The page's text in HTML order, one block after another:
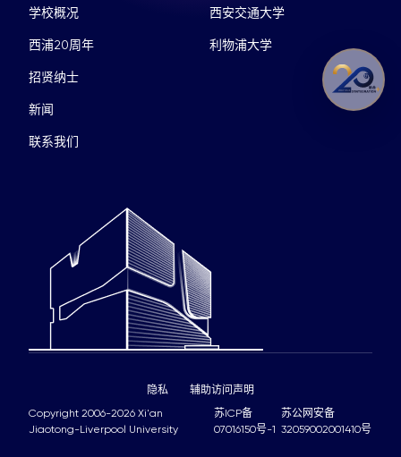
学校概况
西浦20周年
招贤纳士
新闻
联系我们
西安交通大学
利物浦大学
Copyright 2006-2026 Xi'an
Jiaotong-Liverpool University
苏ICP备
07016150号-1
苏公网安备
32059002001410号
隐私 辅助访问声明